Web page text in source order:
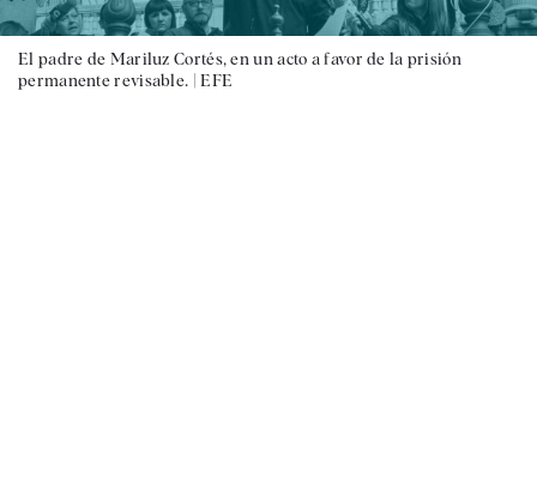
El padre de Mariluz Cortés, en un acto a favor de la prisión
permanente revisable. |EFE